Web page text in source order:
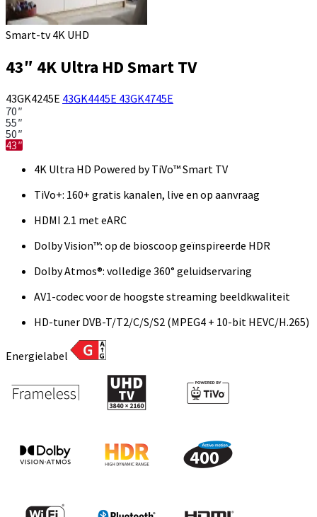
Smart-tv 4K UHD
43″ 4K Ultra HD Smart TV
43GK4245E 43GK4445E 43GK4745E
70″
55″
50″
43″
4K Ultra HD Powered by TiVo™ Smart TV
TiVo+: 160+ gratis kanalen, live en op aanvraag
HDMI 2.1 met eARC
Dolby Vision™: op de bioscoop geïnspireerde HDR
Dolby Atmos®: volledige 360° geluidservaring
AV1-codec voor de hoogste streaming beeldkwaliteit
HD-tuner DVB-T/T2/C/S/S2 (MPEG4 + 10-bit HEVC/H.265)
Energielabel